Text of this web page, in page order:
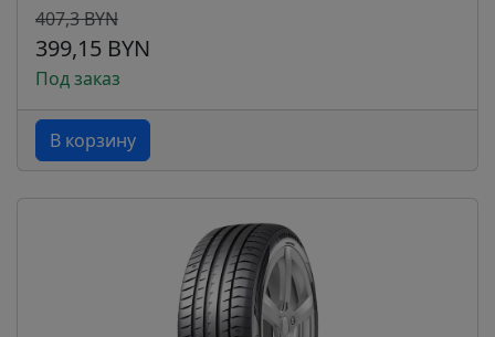
407,3 BYN
399,15 BYN
Под заказ
В корзину